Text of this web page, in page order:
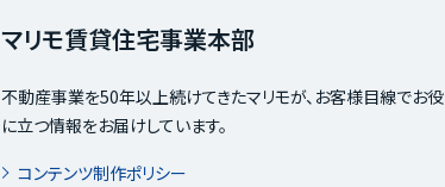
マリモ賃貸住宅事業本部
不動産事業を50年以上続けてきたマリモが、お客様目線でお役
に立つ情報をお届けしています。
コンテンツ制作ポリシー